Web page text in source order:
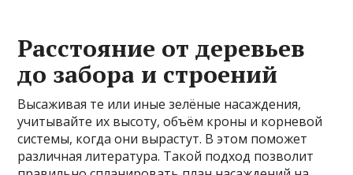
Расстояние от деревьев
до забора и строений
Высаживая те или иные зелёные насаждения,
учитывайте их высоту, объём кроны и корневой
системы, когда они вырастут. В этом поможет
различная литература. Такой подход позволит